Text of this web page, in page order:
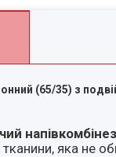
(65/35) з
яка не